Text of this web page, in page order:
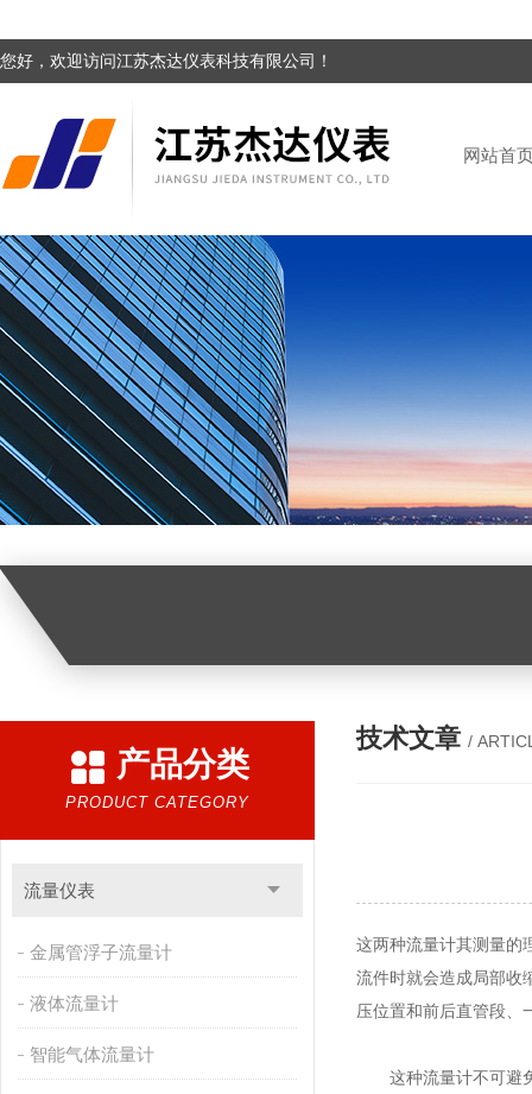
您好，欢迎访问江苏杰达仪表科技有限公司！
网站首
产品分类
PRODUCT CATEGORY
流量仪表
金属管浮子流量计
液体流量计
智能气体流量计
技术文章 /
这两种流量计其测量的
流件时就会造成局部收
压位置和前后直管段、
这种流量计不可避免